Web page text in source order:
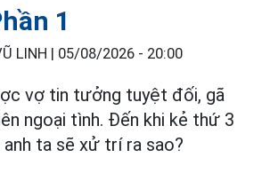
1
LINH | 05/08/2026 - 20:00
vợ tin tưởng tuyệt đối, gã
ngoại tình. Đến khi kẻ thứ 3
anh ta sẽ xử trí ra sao?